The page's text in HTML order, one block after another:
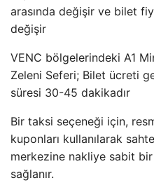
arasında değişir ve bilet
değişir
VENC bölgelerindeki A1
Zeleni Seferi; Bilet ücreti
süresi 30-45 dakikadır
Bir taksi seçeneği için,
kuponları kullanılarak
merkezine nakliye sabit
sağlanır.